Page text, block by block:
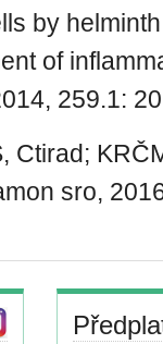
by
of
259.1:
Ctirad;
sro,